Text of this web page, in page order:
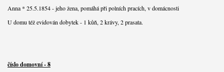
Anna * 25.5.1854 - jeho žena, pomáhá při polních pracích, v domácnosti
U domu též evidován dobytek - 1 kůň, 2 krávy, 2 prasata.
číslo domovní - 8